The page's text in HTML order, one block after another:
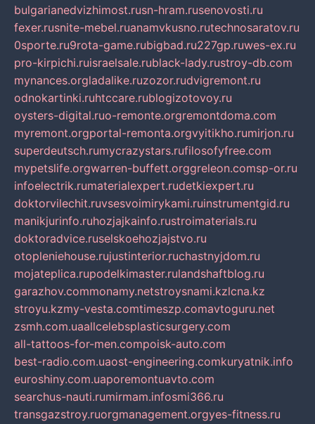
bulgarianedvizhimost.rusn-hram.rusenovosti.ru
fexer.rusnite-mebel.ruanamvkusno.rutechnosaratov.ru
0sporte.ru9rota-game.rubigbad.ru227gp.ruwes-ex.ru
pro-kirpichi.ruisraelsale.rublack-lady.rustroy-db.com
mynances.orgladalike.ruzozor.rudvigremont.ru
odnokartinki.ruhtccare.rublogizotovoy.ru
oysters-digital.ruo-remonte.orgremontdoma.com
myremont.orgportal-remonta.orgvyitikho.rumirjon.ru
superdeutsch.rumycrazystars.rufilosofyfree.com
mypetslife.orgwarren-buffett.orggreleon.comsp-or.ru
infoelectrik.rumaterialexpert.rudetkiexpert.ru
doktorvilechit.ruvsesvoimirykami.ruinstrumentgid.ru
manikjurinfo.ruhozjajkainfo.rustroimaterials.ru
doktoradvice.ruselskoehozjajstvo.ru
otopleniehouse.rujustinterior.ruchastnyjdom.ru
mojateplica.rupodelkimaster.rulandshaftblog.ru
garazhov.commonamy.netstroysnami.kzlcna.kz
stroyu.kzmy-vesta.comtimeszp.comavtoguru.net
zsmh.com.uaallcelebsplasticsurgery.com
all-tattoos-for-men.compoisk-auto.com
best-radio.com.uaost-engineering.comkuryatnik.info
euroshiny.com.uaporemontuavto.com
searchus-nauti.rumirmam.infosmi366.ru
transgazstroy.ruorgmanagement.orgyes-fitness.ru